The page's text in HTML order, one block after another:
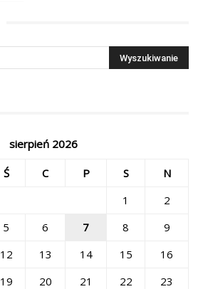
sierpień 2026
Ś C P S
N
1
2
5 6 7 8
9
12 13 14 15
16
19 20 21 22
23